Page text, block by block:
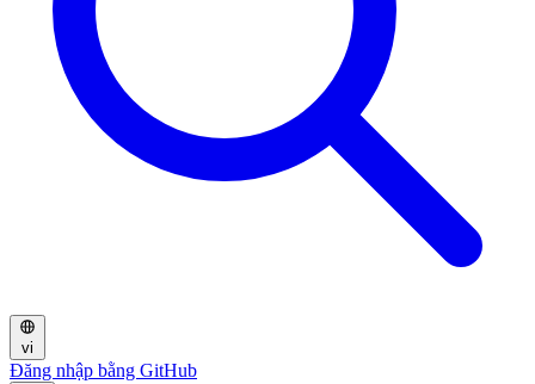
vi
Đăng nhập bằng GitHub